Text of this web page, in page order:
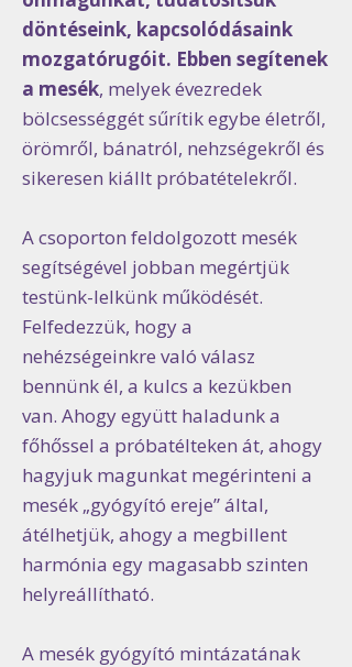
döntéseink, kapcsolódásaink
mozgatórugóit. Ebben segítenek
a mesék, melyek évezredek
bölcsességgét sűrítik egybe életről,
örömről, bánatról, nehzségekről és
sikeresen kiállt próbatételekről.
A csoporton feldolgozott mesék
segítségével jobban megértjük
testünk-lelkünk működését.
Felfedezzük, hogy a
nehézségeinkre való válasz
bennünk él, a kulcs a kezükben
van. Ahogy együtt haladunk a
főhőssel a próbatélteken át, ahogy
hagyjuk magunkat megérinteni a
mesék „gyógyító ereje” által,
átélhetjük, ahogy a megbillent
harmónia egy magasabb szinten
helyreállítható.
A mesék gyógyító mintázatának